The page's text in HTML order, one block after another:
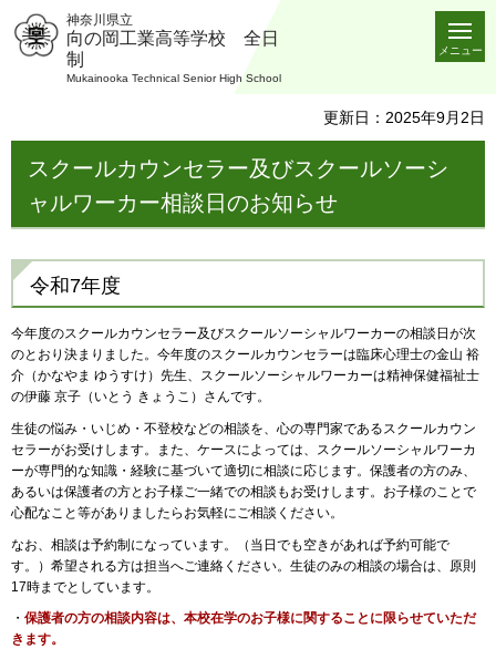
神奈川県立
向の岡工業高等学校 全日
制
Mukainooka Technical Senior High School
メニュー
更新日：2025年9月2日
スクールカウンセラー及びスクールソーシ
ャルワーカー相談日のお知らせ
令和7年度
今年度のスクールカウンセラー及びスクールソーシャルワーカーの相談日が次
のとおり決まりました。今年度のスクールカウンセラーは臨床心理士の金山 裕
介（かなやま ゆうすけ）先生、スクールソーシャルワーカーは精神保健福祉士
の伊藤 京子（いとう きょうこ）さんです。
生徒の悩み・いじめ・不登校などの相談を、心の専門家であるスクールカウン
セラーがお受けします。また、ケースによっては、スクールソーシャルワーカ
ーが専門的な知識・経験に基づいて適切に相談に応じます。保護者の方のみ、
あるいは保護者の方とお子様ご一緒での相談もお受けします。お子様のことで
心配なこと等がありましたらお気軽にご相談ください。
なお、相談は予約制になっています。（当日でも空きがあれば予約可能で
す。）希望される方は担当へご連絡ください。生徒のみの相談の場合は、原則
17時までとしています。
・ 保護者の方の相談内容は、本校在学のお子様に関することに限らせていただ
きます。